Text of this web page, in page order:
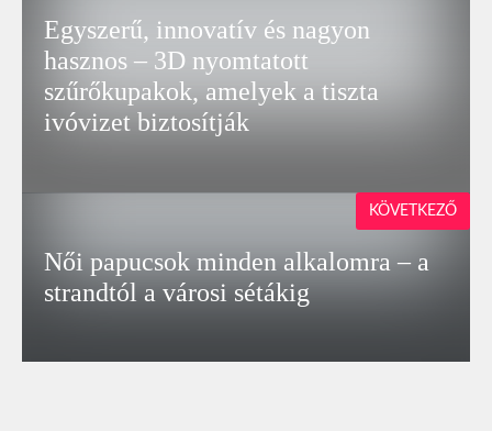
Egyszerű, innovatív és nagyon
hasznos – 3D nyomtatott
szűrőkupakok, amelyek a tiszta
ivóvizet biztosítják
Női papucsok minden alkalomra – a
strandtól a városi sétákig
KÖVETKEZŐ